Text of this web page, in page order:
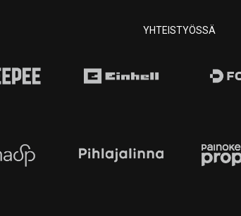
YHTEISTYÖSSÄ